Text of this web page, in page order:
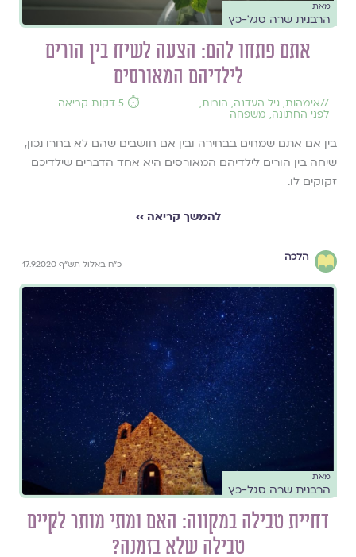
מאת
הרבנית שרה סגל-כץ
אתם פתחו להם: הצעה לשיח בין הורים
לילדיהם המאורסים
//אימהות, גיל העדנה, הורות,
לפני החתונה, משפחה
⏱️ 5 דקות קריאה
בין אם אתם שמחים בבחירה ובין אם חושבים שהם לא בחרו נכון,
שיחה בין הורים לילדיהם המאורסים היא אחד הדברים שילדיכם
זקוקים לו.
להמשך קריאה ››
הלכה
כ״ח באלול תש"ף 17.9.2020
מאת
הרבנית שרה סגל-כץ
דחיית טבילה במקווה: האם ומתי מותר לקיים
טבילה שלא בזמנה?